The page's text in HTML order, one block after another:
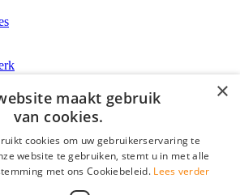
App
×
maakt gebruik
van cookies.
cookies om uw gebruikerservaring te
website te gebruiken, stemt u in met alle
met ons Cookiebeleid. Lees verder